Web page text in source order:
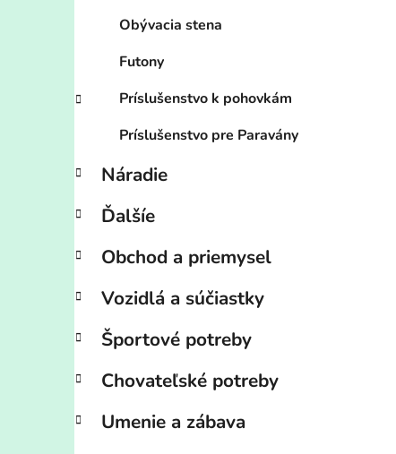
Obývacia stena
Futony
Príslušenstvo k pohovkám
Príslušenstvo pre Paravány
Náradie
Ďalšíe
Obchod a priemysel
Vozidlá a súčiastky
Športové potreby
Chovateľské potreby
Umenie a zábava